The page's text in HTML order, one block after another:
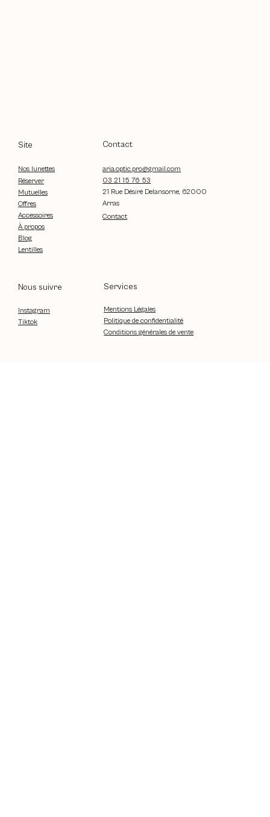
Site
Nos lunettes
Réserver
Mutuelles
Offres
Accessoires
À propos
Blog
Lentilles
Contact
Contact
aria.optic.pro@gmail.com
03 21 15 76 53
21 Rue Désiré Delansorne, 62000
Arras
Nous suivre
Instagram
Tiktok
Services
Mentions Légales
Politique de confidentialité
Conditions générales de vente